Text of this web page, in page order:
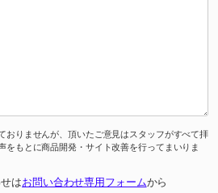
おりませんが、頂いたご意見はスタッフがすべて拝
をもとに商品開発・サイト改善を行ってまいりま
はお問い合わせ専用フォームから